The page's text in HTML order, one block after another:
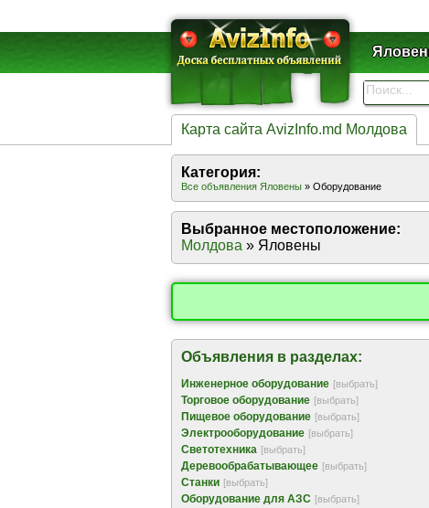
Карта сайта AvizInfo.md Молдова
Категория:
Все объявления Яловены » Оборудование
Выбранное местоположение:
Молдова » Яловены
Объявления в разделах:
Инженерное оборудование [выбрать]
Торговое оборудование [выбрать]
Пищевое оборудование [выбрать]
Электрооборудование [выбрать]
Светотехника [выбрать]
Деревообрабатывающее [выбрать]
Станки [выбрать]
Оборудование для АЗС [выбрать]